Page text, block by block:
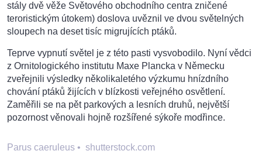
stály dvě věže Světového obchodního centra zničené
teroristickým útokem) doslova uvěznil ve dvou světelných
sloupech na deset tisíc migrujících ptáků.
Teprve vypnutí světel je z této pasti vysvobodilo. Nyní vědci
z Ornitologického institutu Maxe Plancka v Německu
zveřejnili výsledky několikaletého výzkumu hnízdního
chování ptáků žijících v blízkosti veřejného osvětlení.
Zaměřili se na pět parkových a lesních druhů, největší
pozornost věnovali hojně rozšířené sýkoře modřince.
Parus caeruleus • shutterstock.com